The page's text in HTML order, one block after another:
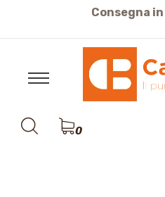
sicuri pagamento
0